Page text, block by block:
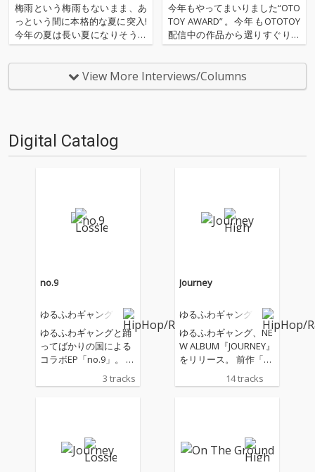
イン・オブ・ザ・マンス」 第18
回
梅雨という梅雨もないまま、あ
っという間に本格的な夏に突入!
今年の夏は長い夏になりそうな
予感! 今月も「パンチライン・オ
ブ・ザ・マンス」始まります! 先
月はこの夏のサマソニでの来日
も控え、ドレイク、ケンドリッ
今年もやってまいりました“OTO
TOY AWARD”。今年もOTOTOY
配信中の作品から選りすぐりの
30作品を紹介します。さまざま
なフォーマットでのリリースも
多い最近ですが、ここではあえ
てのオリジナル・アルバムに絞
View More Interviews/Columns
Digital Catalog
no.9
ゆるふわギャング
ゆるふわギャングと踊
ってばかりの国による
コラボEP「no.9」。 イ
ベント「JOURNEY RAV
E」でも演奏された3曲
3 tracks
Journey
ゆるふわギャング
ゆるふわギャング、NE
W ALBUM『JOURNEY』
をリリース。 前作「G
AMA」から約1年ぶり
となるこのフォース・
maticプロデュースによ
るフルアルバムにな
14 tracks